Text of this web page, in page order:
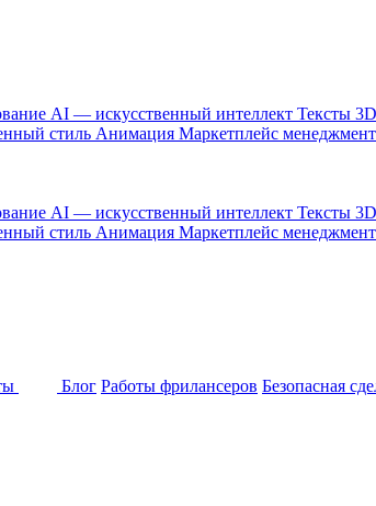
AI — искусственный интеллект Тексты
стиль Анимация Маркетплейс менеджмент
AI — искусственный интеллект Тексты
стиль Анимация Маркетплейс менеджмент
Блог Работы фрилансеров Безопасная